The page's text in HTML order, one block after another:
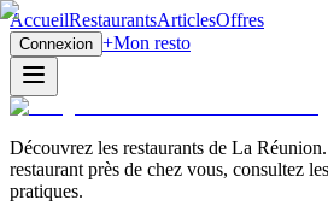
AccueilRestaurantsArticlesOffres
Connexion +Mon resto
Découvrez les restaurants de La
restaurant près de chez vous, consultez
pratiques.